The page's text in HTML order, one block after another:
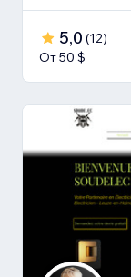
5,0 (12)
От 50 $